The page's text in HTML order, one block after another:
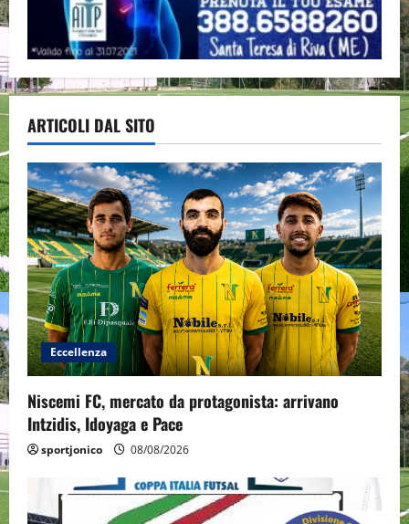
ARTICOLI DAL SITO
Eccellenza
Niscemi FC, mercato da protagonista: arrivano
Intzidis, Idoyaga e Pace
sportjonico 08/08/2026